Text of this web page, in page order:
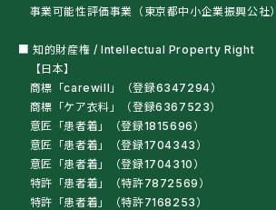
事業可能性評価事業（東京都中小企業振興公社）
■ 知的財産権 / Intellectual Property Right
【日本】
商標「carewill」（登録6347294）
商標「ケア衣料」（登録6367523）
意匠「患者着」（登録1815696）
意匠「患者着」（登録1704343）
意匠「患者着」（登録1704310）
特許「患者着」（特許7872569）
特許「患者着」（特許7168253）